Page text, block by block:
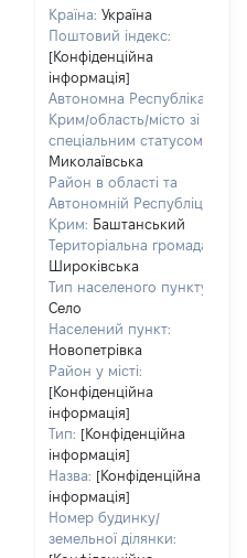
Країна: Україна
Поштовий індекс:
[Конфіденційна
інформація]
Автономна Республіка
Крим/область/місто зі
спеціальним статусом:
Миколаївська
Район в області та
Автономній Республіці
Крим: Баштанський
Територіальна громада:
Широківська
Тип населеного пункту:
Село
Населений пункт:
Новопетрівка
Район у місті:
[Конфіденційна
інформація]
Тип: [Конфіденційна
інформація]
Назва: [Конфіденційна
інформація]
Номер будинку/
земельної ділянки: